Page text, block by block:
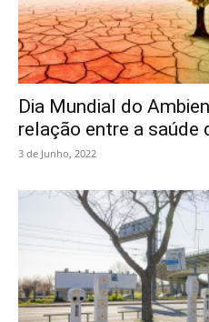
Dia Mundial do
relação entre a saúde
3 de Junho, 2022